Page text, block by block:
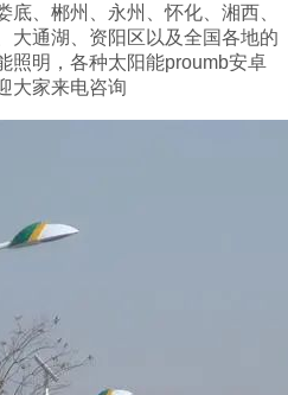
、郴州、永州、怀化、湘西、
、大通湖、资阳区以及全国各地的
照明，各种太阳能proumb安卓
大家来电咨询